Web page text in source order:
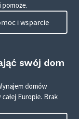
pomoże.
i wsparcie
swój dom
domów
Europie. Brak